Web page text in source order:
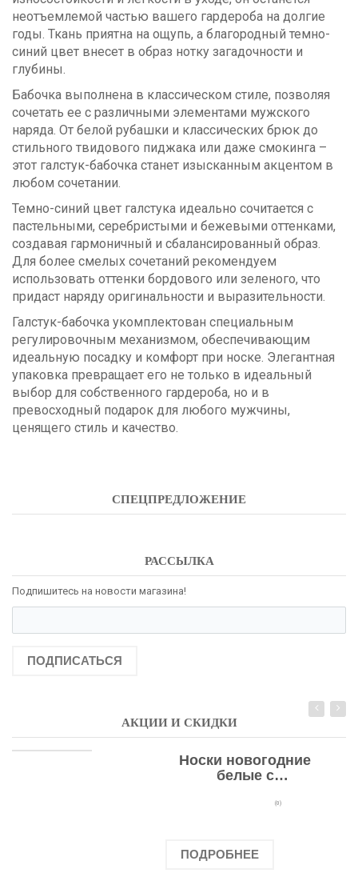
неотъемлемой частью вашего гардероба на долгие
годы. Ткань приятна на ощупь, а благородный темно-
синий цвет внесет в образ нотку загадочности и
глубины.
Бабочка выполнена в классическом стиле, позволяя
сочетать ее с различными элементами мужского
наряда. От белой рубашки и классических брюк до
стильного твидового пиджака или даже смокинга –
этот галстук-бабочка станет изысканным акцентом в
любом сочетании.
Темно-синий цвет галстука идеально сочитается с
пастельными, серебристыми и бежевыми оттенками,
создавая гармоничный и сбалансированный образ.
Для более смелых сочетаний рекомендуем
использовать оттенки бордового или зеленого, что
придаст наряду оригинальности и выразительности.
Галстук-бабочка укомплектован специальным
регулировочным механизмом, обеспечивающим
идеальную посадку и комфорт при носке. Элегантная
упаковка превращает его не только в идеальный
выбор для собственного гардероба, но и в
превосходный подарок для любого мужчины,
ценящего стиль и качество.
СПЕЦПРЕДЛОЖЕНИЕ
РАССЫЛКА
Подпишитесь на новости магазина!
ПОДПИСАТЬСЯ
АКЦИИ И СКИДКИ
Носки новогодние
белые с
оленями(0)
ПОДРОБНЕЕ